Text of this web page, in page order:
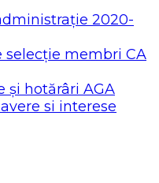
2020-
selecție membri CA
și hotărâri AGA
si interese